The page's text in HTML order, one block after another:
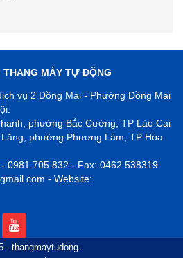
THANG MÁY TỰ ĐỘNG
vụ 2 Đồng Mai - Phường Đồng Mai
phường Bắc Cường, TP Lào Cai
phường Phương Lâm, TP Hòa
0981.705.832 - Fax: 0462 538319
- Website:
- thangmaytudong.